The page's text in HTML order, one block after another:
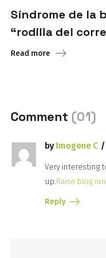
Síndrome de la
“rodilla del
Read more
Comment (01)
by Imogene C
Very interesting
up.Raise blog
Reply